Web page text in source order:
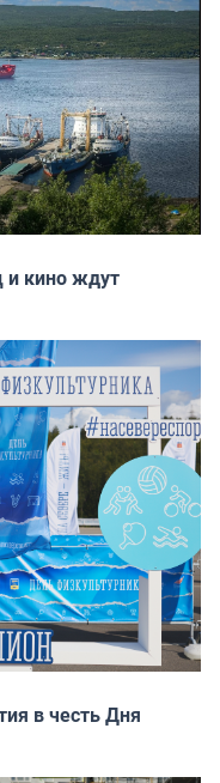
и кино ждут
в честь Дня